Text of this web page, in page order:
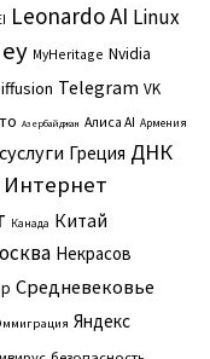
Leonardo AI Linux
MyHeritage Nvidia
Telegram VK
Азербайджан Алиса AI Армения
Греция ДНК
Интернет
Канада Китай
Некрасов
Средневековье
Яндекс